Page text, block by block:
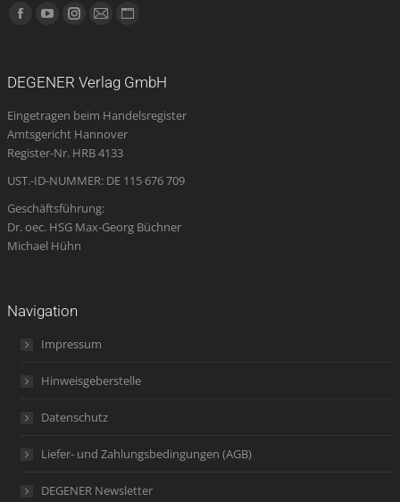
Finden Sie uns auf:
Facebook
new
window
YouTube
new
window
Instagram
new
window
E-
opens
in
new
Website
new
DEGENER Verlag GmbH
Eingetragen beim Handelsregister
Amtsgericht Hannover
Register-Nr. HRB 4133
UST.-ID-NUMMER: DE 115 676 709
Geschäftsführung:
Dr. oec. HSG Max-Georg Büchner
Michael Hühn
Navigation
Impressum
Hinweisgeberstelle
Datenschutz
Liefer- und Zahlungsbedingungen (AGB)
DEGENER Newsletter